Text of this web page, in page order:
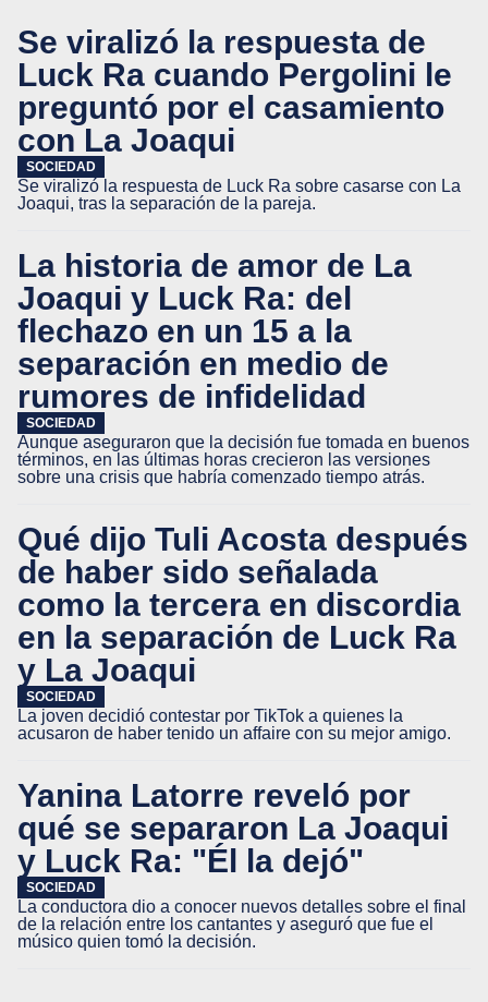
Se viralizó la respuesta de
Luck Ra cuando Pergolini le
preguntó por el casamiento
con La Joaqui
SOCIEDAD
Se viralizó la respuesta de Luck Ra sobre casarse con La
Joaqui, tras la separación de la pareja.
La historia de amor de La
Joaqui y Luck Ra: del
flechazo en un 15 a la
separación en medio de
rumores de infidelidad
SOCIEDAD
Aunque aseguraron que la decisión fue tomada en buenos
términos, en las últimas horas crecieron las versiones
sobre una crisis que habría comenzado tiempo atrás.
Qué dijo Tuli Acosta después
de haber sido señalada
como la tercera en discordia
en la separación de Luck Ra
y La Joaqui
SOCIEDAD
La joven decidió contestar por TikTok a quienes la
acusaron de haber tenido un affaire con su mejor amigo.
Yanina Latorre reveló por
qué se separaron La Joaqui
y Luck Ra: "Él la dejó"
SOCIEDAD
La conductora dio a conocer nuevos detalles sobre el final
de la relación entre los cantantes y aseguró que fue el
músico quien tomó la decisión.